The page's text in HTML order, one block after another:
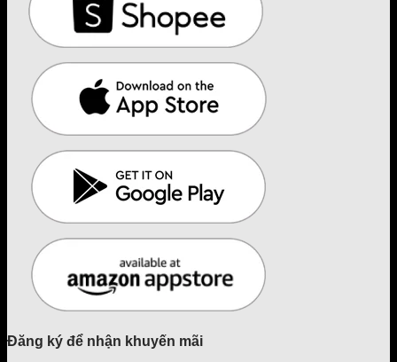
Đăng ký để nhận khuyến mãi